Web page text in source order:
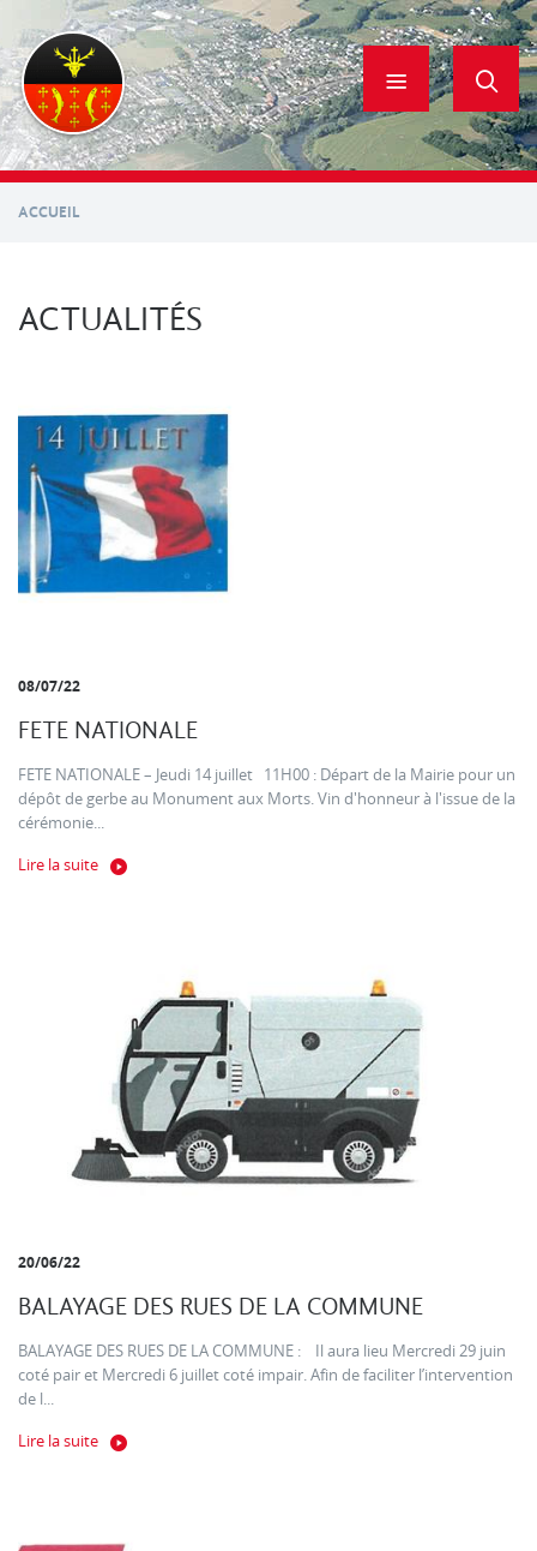
contenu
principal
ACCUEIL
ACTUALITÉS
08/07/22
FETE NATIONALE
FETE NATIONALE – Jeudi 14 juillet 11H00 : Départ de la Mairie pour un
dépôt de gerbe au Monument aux Morts. Vin d'honneur à l'issue de la
cérémonie...
Lire la suite
20/06/22
BALAYAGE DES RUES DE LA COMMUNE
BALAYAGE DES RUES DE LA COMMUNE : Il aura lieu Mercredi 29 juin
coté pair et Mercredi 6 juillet coté impair. Afin de faciliter l’intervention
de l...
Lire la suite